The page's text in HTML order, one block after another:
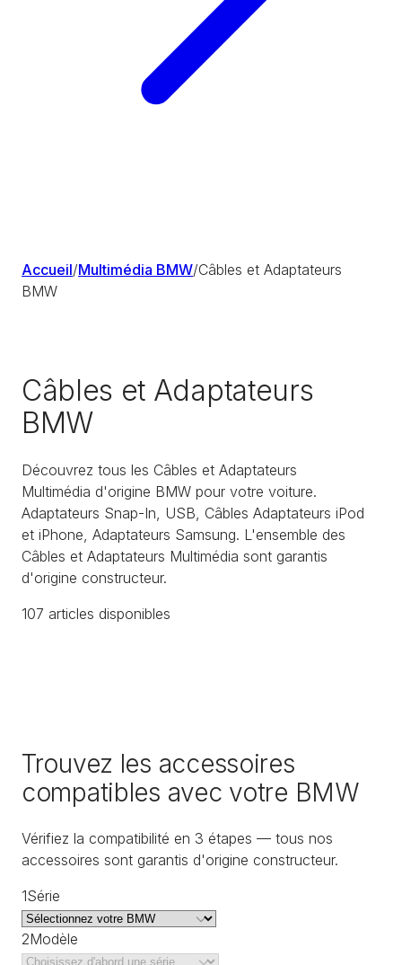
Accueil/Multimédia BMW/Câbles et Adaptateurs
BMW
Câbles et Adaptateurs
BMW
Découvrez tous les Câbles et Adaptateurs
Multimédia d'origine BMW pour votre voiture.
Adaptateurs Snap-In, USB, Câbles Adaptateurs iPod
et iPhone, Adaptateurs Samsung. L'ensemble des
Câbles et Adaptateurs Multimédia sont garantis
d'origine constructeur.
107 articles disponibles
Trouvez les accessoires
compatibles avec votre BMW
Vérifiez la compatibilité en 3 étapes — tous nos
accessoires sont garantis d'origine constructeur.
1Série
2Modèle